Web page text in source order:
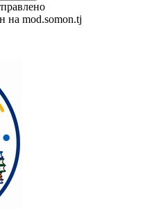
на mod.somon.tj